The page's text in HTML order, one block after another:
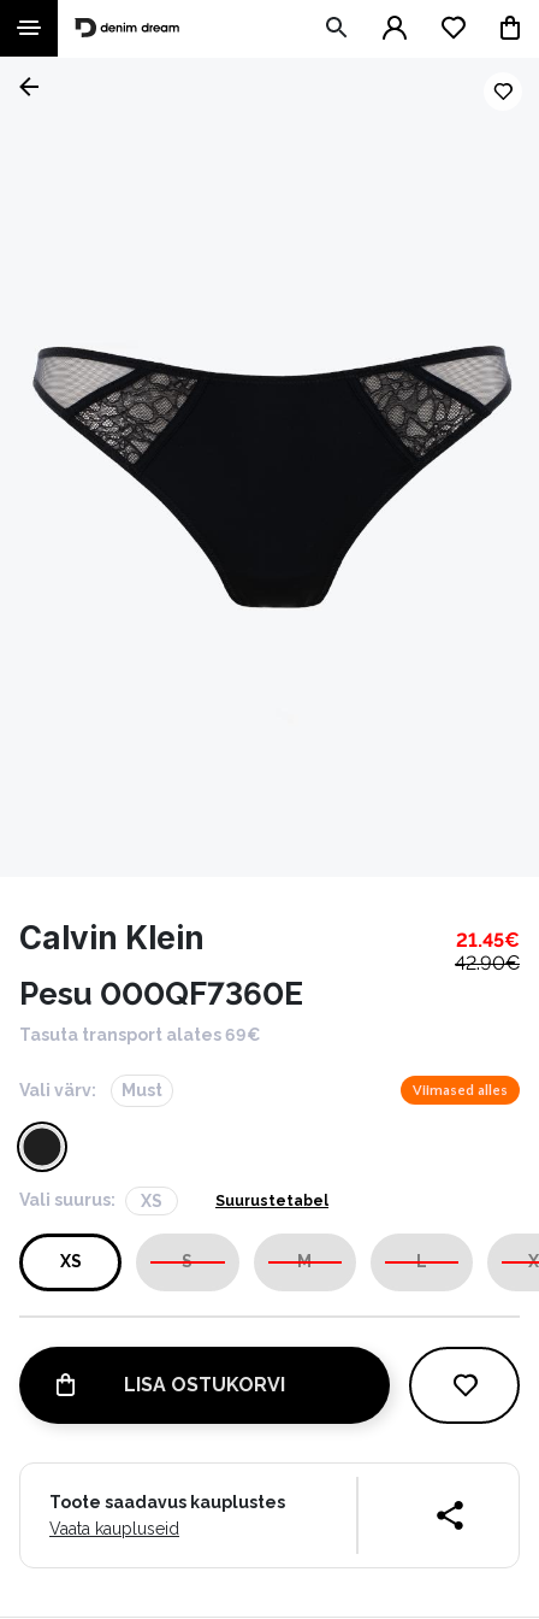
Calvin Klein 21.45€
42.90€
Pesu 000QF7360E
Tasuta transport alates 69€
Vali värv: Must Viimased alles
Vali suurus: XS Suurustetabel
XS S M L
LISA OSTUKORVI
Toote saadavus kauplustes
Vaata kaupluseid